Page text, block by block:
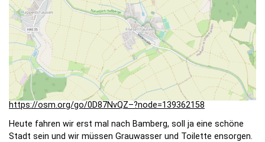
https://osm.org/go/0D87NvQZ–?node=139362158
Heute fahren wir erst mal nach Bamberg, soll ja eine schöne
Stadt sein und wir müssen Grauwasser und Toilette ensorgen.